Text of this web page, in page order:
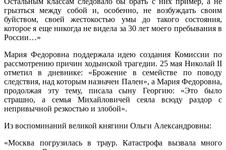
грызться между собой и, особенно, не возбуждать своим
буйством, своей жестокостью умы до такого состояния,
которое я еще никогда не видела за 30 лет моего пребывания в
России…»
Мария Федоровна поддержала идею создания Комиссии по
рассмотрению причин ходынской трагедии. 25 мая Николай II
отметил в дневнике: «Брожение в семействе по поводу
следствия, над которым назначен Пален», а Мария Федоровна,
продолжая эту тему, писала сыну Георгию: «Это было
страшно, а семья Михайловичей сеяла всюду раздор с
непривычной резкостью и злобой».
Из воспоминаний великой княгини Ольги Александровны:
«Москва погрузилась в траур. Катастрофа вызвала много